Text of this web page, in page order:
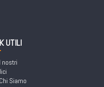
UTILI
I nostri
Chi Siamo